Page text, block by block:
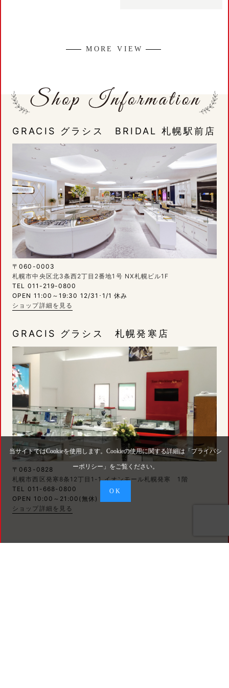
MORE VIEW
GRACIS グラシス BRIDAL 札幌駅前店
〒060-0003
札幌市中央区北3条西2丁目2番地1号 NX札幌ビル1F
TEL 011-219-0800
OPEN 11:00～19:30 12/31･1/1 休み
ショップ詳細を見る
GRACIS グラシス 札幌発寒店
〒063-0828
札幌市西区発寒8条12丁目1-1 イオンモール札幌発寒 1階
TEL 011-668-0800
OPEN 10:00～21:00(無休)
ショップ詳細を見る
当サイトではCookieを使用します。Cookieの使用に関する詳細は「 プライバシ
ーポリシー 」をご覧ください。
OK